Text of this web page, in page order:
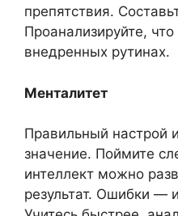
препятствия.
Проанализируйте,
внедренных рутинах.
Менталитет
Правильный настрой
значение. Поймите
интеллект можно
результат. Ошибки —